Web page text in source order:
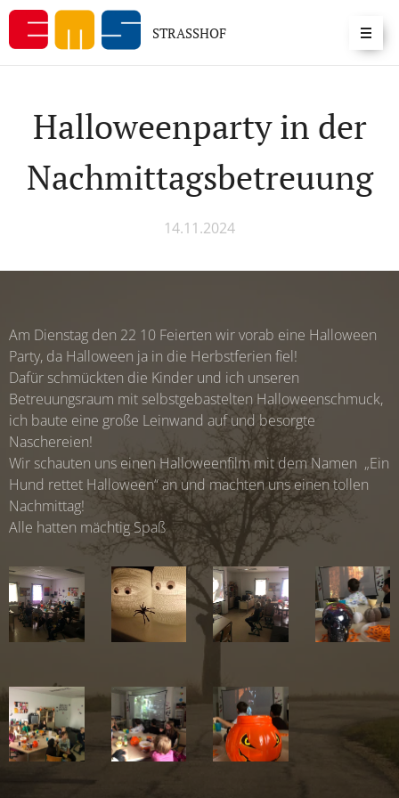
STRASSHOF
Halloweenparty in der
Nachmittagsbetreuung
14.11.2024
Am Dienstag den 22 10 Feierten wir vorab eine Halloween
Party, da Halloween ja in die Herbstferien fiel!
Dafür schmückten die Kinder und ich unseren
Betreuungsraum mit selbstgebastelten Halloweenschmuck,
ich baute eine große Leinwand auf und besorgte
Naschereien!
Wir schauten uns einen Halloweenfilm mit dem Namen „Ein
Hund rettet Halloween“ an und machten uns einen tollen
Nachmittag!
Alle hatten mächtig Spaß